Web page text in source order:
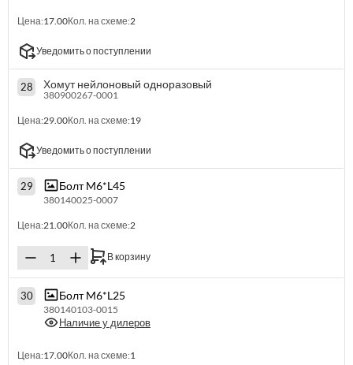
Цена:17.00Кол. на схеме:2
Уведомить о поступлении
28 Хомут нейлоновый одноразовый
380900267-0001
Цена:29.00Кол. на схеме:19
Уведомить о поступлении
29 Болт M6*L45
380140025-0007
Цена:21.00Кол. на схеме:2
В корзину
30 Болт M6*L25
380140103-0015
Наличие у дилеров
Цена:17.00Кол. на схеме:1